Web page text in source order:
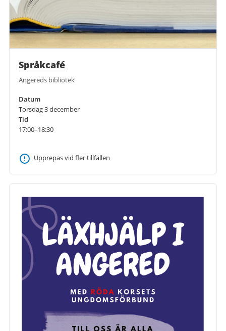
Språkcafé
Angereds bibliotek
Datum
Torsdag 3 december
Tid
17:00–18:30
Upprepas vid fler tillfällen